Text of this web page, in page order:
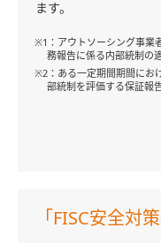
ます。
※1：アウトソーシング事業
務報告に係る内部統制の
※2：ある一定期間期間にお
部統制を評価する保証報
「FISC安全対